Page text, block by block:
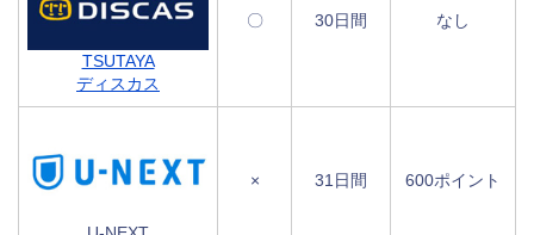
TSUTAYA
ディスカス
〇 30日間 なし
× 31日間 600ポイント